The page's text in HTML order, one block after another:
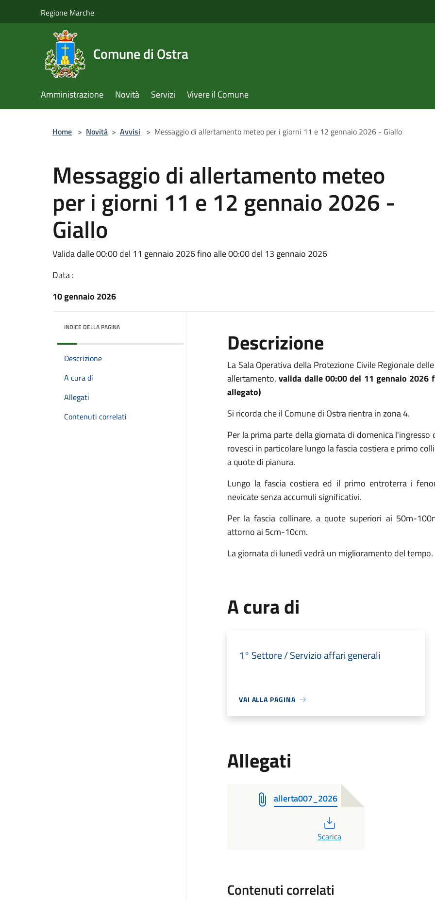
Regione Marche
Comune di Ostra
Amministrazione Novità Servizi Vivere il Comune
Home > Novità > Avvisi > Messaggio di allertamento meteo per i giorni 11 e 12 gennaio 2026 - Giallo
Messaggio di allertamento meteo
per i giorni 11 e 12 gennaio 2026 -
Giallo
Valida dalle 00:00 del 11 gennaio 2026 fino alle 00:00 del 13 gennaio 2026
Data :
10 gennaio 2026
INDICE DELLA PAGINA
Descrizione
A cura di
Allegati
Contenuti correlati
Descrizione
La Sala Operativa della Protezione Civile Regionale
allertamento,valida dalle 00:00 del 11 gennaio 2026
allegato)
Si ricorda che il Comune di Ostra rientra in zona 4.
Per la prima parte della giornata di domenica
rovesci in particolare lungo la fascia costiera e primo
a quote di pianura.
Lungo la fascia costiera ed il primo entroterra i
nevicate senza accumuli significativi.
Per la fascia collinare, a quote superiori ai 50m-
attorno ai 5cm-10cm.
La giornata di lunedì vedrà un miglioramento del tempo.
A cura di
1° Settore / Servizio affari generali
VAI ALLA PAGINA
Allegati
allerta007_2026
Scarica
Contenuti correlati